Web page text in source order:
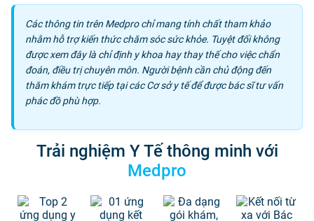
Các thông tin trên Medpro chỉ mang tính chất tham khảo
nhằm hỗ trợ kiến thức chăm sóc sức khỏe. Tuyệt đối không
được xem đây là chỉ định y khoa hay thay thế cho việc chẩn
đoán, điều trị chuyên môn. Người bệnh cần chủ động đến
thăm khám trực tiếp tại các Cơ sở y tế để được bác sĩ tư vấn
phác đồ phù hợp.
Trải nghiệm Y Tế thông minh với
Medpro